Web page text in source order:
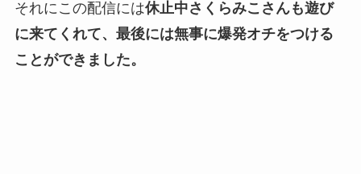
それにこの配信には休止中さくらみこさんも遊び
に来てくれて、最後には無事に爆発オチをつける
ことができました。